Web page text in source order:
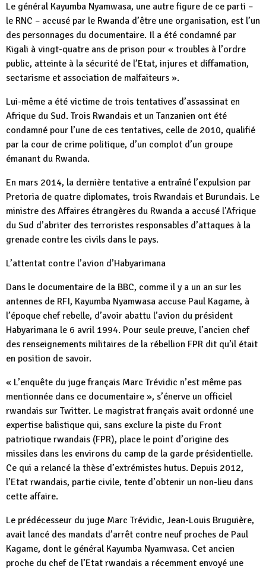
Le général Kayumba Nyamwasa, une autre figure de ce parti –
le RNC – accusé par le Rwanda d’être une organisation, est l’un
des personnages du documentaire. Il a été condamné par
Kigali à vingt-quatre ans de prison pour « troubles à l’ordre
public, atteinte à la sécurité de l’Etat, injures et diffamation,
sectarisme et association de malfaiteurs ».
Lui-même a été victime de trois tentatives d’assassinat en
Afrique du Sud. Trois Rwandais et un Tanzanien ont été
condamné pour l’une de ces tentatives, celle de 2010, qualifié
par la cour de crime politique, d’un complot d’un groupe
émanant du Rwanda.
En mars 2014, la dernière tentative a entraîné l’expulsion par
Pretoria de quatre diplomates, trois Rwandais et Burundais. Le
ministre des Affaires étrangères du Rwanda a accusé l’Afrique
du Sud d’abriter des terroristes responsables d’attaques à la
grenade contre les civils dans le pays.
L’attentat contre l’avion d’Habyarimana
Dans le documentaire de la BBC, comme il y a un an sur les
antennes de RFI, Kayumba Nyamwasa accuse Paul Kagame, à
l’époque chef rebelle, d’avoir abattu l’avion du président
Habyarimana le 6 avril 1994. Pour seule preuve, l’ancien chef
des renseignements militaires de la rébellion FPR dit qu’il était
en position de savoir.
« L’enquête du juge français Marc Trévidic n’est même pas
mentionnée dans ce documentaire », s’énerve un officiel
rwandais sur Twitter. Le magistrat français avait ordonné une
expertise balistique qui, sans exclure la piste du Front
patriotique rwandais (FPR), place le point d’origine des
missiles dans les environs du camp de la garde présidentielle.
Ce qui a relancé la thèse d’extrémistes hutus. Depuis 2012,
l’Etat rwandais, partie civile, tente d’obtenir un non-lieu dans
cette affaire.
Le prédécesseur du juge Marc Trévidic, Jean-Louis Bruguière,
avait lancé des mandats d’arrêt contre neuf proches de Paul
Kagame, dont le général Kayumba Nyamwasa. Cet ancien
proche du chef de l’Etat rwandais a récemment envoyé une